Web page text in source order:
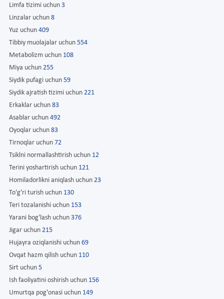
Limfa tizimi uchun 3
Linzalar uchun 8
Yuz uchun 409
Tibbiy muolajalar uchun 554
Metabolizm uchun 108
Miya uchun 255
Siydik pufagi uchun 59
Siydik ajratish tizimi uchun 221
Erkaklar uchun 83
Asablar uchun 492
Oyoqlar uchun 83
Tirnoqlar uchun 72
Tsiklni normallashtirish uchun 12
Terini yoshartirish uchun 121
Homiladorlikni aniqlash uchun 23
To'g'ri turish uchun 130
Teri tozalanishi uchun 153
Yarani bog'lash uchun 376
Jigar uchun 215
Hujayra oziqlanishi uchun 69
Ovqat hazm qilish uchun 110
Sirt uchun 5
Ish faoliyatini oshirish uchun 156
Umurtqa pog'onasi uchun 149